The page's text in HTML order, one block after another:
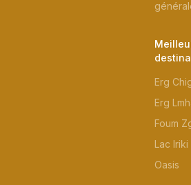
Erg
Erg
Foum
Lac Iriki
Oasis